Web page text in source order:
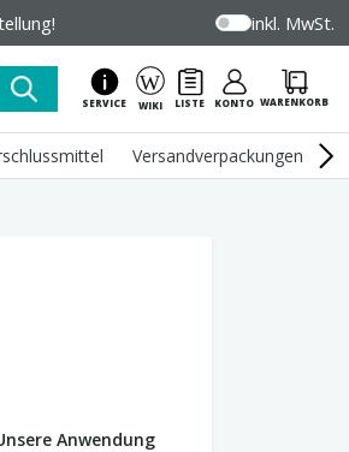
inkl. MwSt.
SERVICE WIKI LISTE KONTO WARENKORB
Versandverpackungen
Anwendung